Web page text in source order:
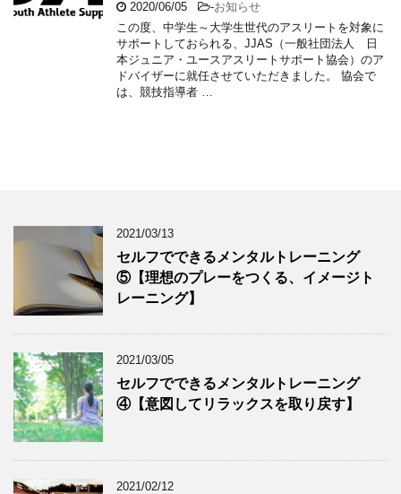
2020/06/05 -お知らせ
この度、中学生～大学生世代のアスリートを対象に
サポートしておられる、JJAS（一般社団法人 日
本ジュニア・ユースアスリートサポート協会）のア
ドバイザーに就任させていただきました。 協会で
は、競技指導者 …
2021/03/13
セルフでできるメンタルトレーニング
⑤【理想のプレーをつくる、イメージト
レーニング】
2021/03/05
セルフでできるメンタルトレーニング
④【意図してリラックスを取り戻す】
2021/02/12